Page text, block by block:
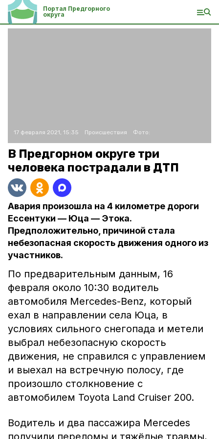
Портал Предгорного
округа
17 февраля 2021, 15:35 Происшествия Фото:
В Предгорном округе три
человека пострадали в ДТП
Авария произошла на 4 километре дороги
Ессентуки — Юца — Этока.
Предположительно, причиной стала
небезопасная скорость движения одного из
участников.
По предварительным данным, 16
февраля около 10:30 водитель
автомобиля Mercedes-Benz, который
ехал в направлении села Юца, в
условиях сильного снегопада и метели
выбрал небезопасную скорость
движения, не справился с управлением
и выехал на встречную полосу, где
произошло столкновение с
автомобилем Toyota Land Cruiser 200.
Водитель и два пассажира Mercedes
получили переломы и тяжёлые травмы,